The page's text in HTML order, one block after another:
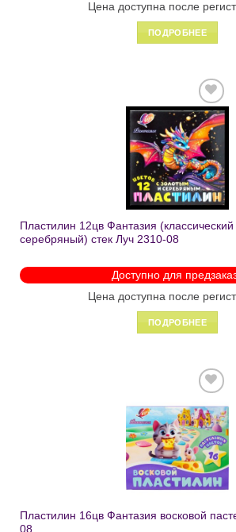
Цена доступна после
ПОДРОБНЕЕ
Добавить
в список
желаний
Пластилин 12цв Фантазия
серебряный) стек Луч 2310-08
Доступно для
Цена доступна после
ПОДРОБНЕЕ
Добавить
в список
желаний
Пластилин 16цв Фантазия восковой
08